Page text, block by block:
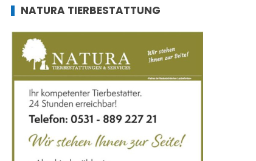
NATURA TIERBESTATTUNG